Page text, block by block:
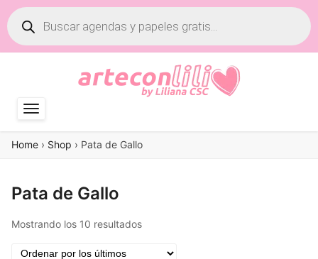
Búsqueda
de
productos
Home › Shop › Pata de Gallo
Pata de Gallo
Mostrando los 10 resultadosOrdenado